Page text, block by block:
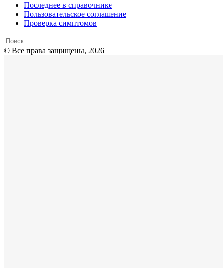
Последнее в справочнике
Пользовательское соглашение
Проверка симптомов
© Все права защищены, 2026